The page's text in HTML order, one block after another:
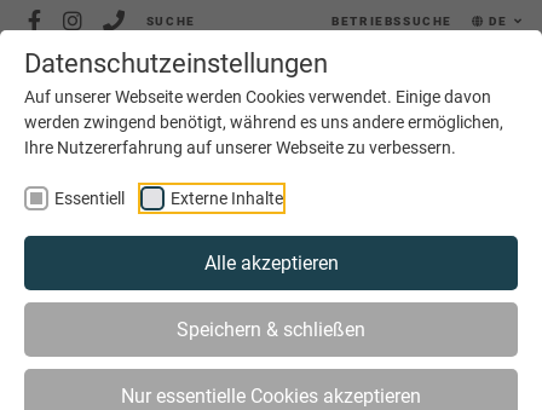
Datenschutzeinstellungen
Auf unserer Webseite werden Cookies verwendet. Einige davon
werden zwingend benötigt, während es uns andere ermöglichen,
Ihre Nutzererfahrung auf unserer Webseite zu verbessern.
Essentiell Externe Inhalte
Alle akzeptieren
Speichern & schließen
Nur essentielle Cookies akzeptieren
SUCHE BETRIEBSSUCHE DE
MENÜ
AKTUELLES
UNTERNEHMERFRAUEN FEIERTEN IHR 25-JÄHRIGES
VEREINSJUBILÄUM